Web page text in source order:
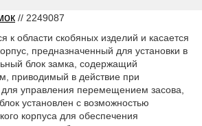
// 2249087
к области скобяных изделий и касается
предназначенный для установки в
блок замка, содержащий
приводимый в действие при
управления перемещением засова,
установлен с возможностью
корпуса для обеспечения